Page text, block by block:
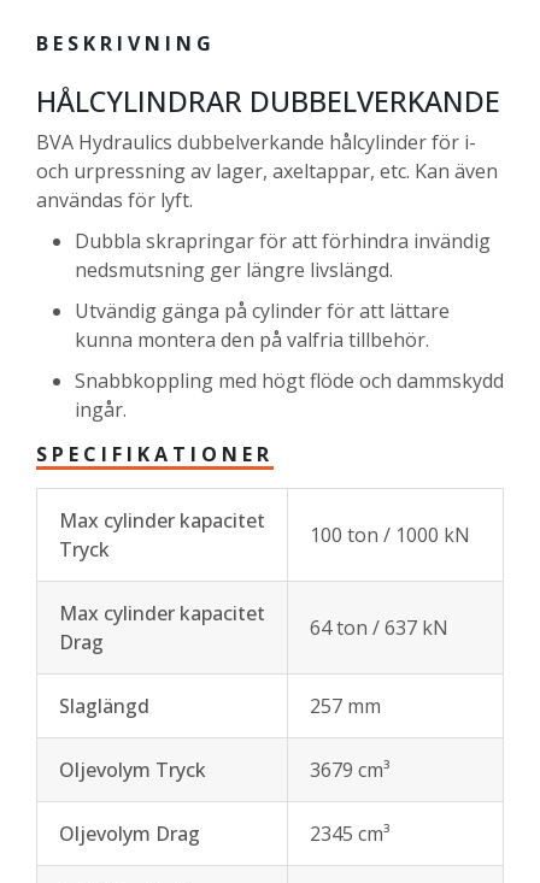
BESKRIVNING
HÅLCYLINDRAR DUBBELVERKANDE
BVA Hydraulics dubbelverkande hålcylinder för i-
och urpressning av lager, axeltappar, etc. Kan även
användas för lyft.
Dubbla skrapringar för att förhindra invändig
nedsmutsning ger längre livslängd.
Utvändig gänga på cylinder för att lättare
kunna montera den på valfria tillbehör.
Snabbkoppling med högt flöde och dammskydd
ingår.
SPECIFIKATIONER
Max cylinder kapacitet
Tryck
100 ton / 1000 kN
Max cylinder kapacitet
Drag
64 ton / 637 kN
Slaglängd 257 mm
Oljevolym Tryck 3679 cm³
Oljevolym Drag 2345 cm³